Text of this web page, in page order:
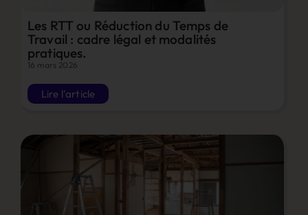
Les RTT ou Réduction du Temps de
Travail : cadre légal et modalités
pratiques.
16 mars 2026
Lire l'article